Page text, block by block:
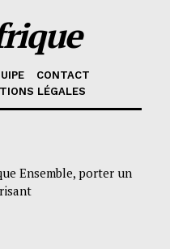
CONTACT
LÉGALES
Ensemble, porter un